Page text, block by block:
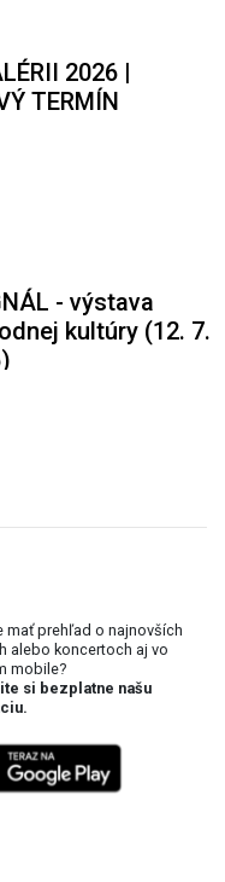
2026 |
TERMÍN
- výstava
kultúry (12. 7.
mať prehľad o najnovších
alebo koncertoch aj vo
mobile?
si bezplatne našu